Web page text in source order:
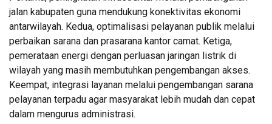
jalan kabupaten guna mendukung konektivitas ekonomi
antarwilayah. Kedua, optimalisasi pelayanan publik melalui
perbaikan sarana dan prasarana kantor camat. Ketiga,
pemerataan energi dengan perluasan jaringan listrik di
wilayah yang masih membutuhkan pengembangan akses.
Keempat, integrasi layanan melalui pengembangan sarana
pelayanan terpadu agar masyarakat lebih mudah dan cepat
dalam mengurus administrasi.